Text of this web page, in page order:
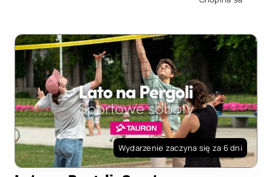
Wydarzenie zaczyna się za 6 dni